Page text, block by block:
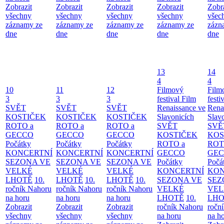
Zobrazit
všechny
záznamy ze
dne
Zobrazit
všechny
záznamy ze
dne
Zobrazit
všechny
záznamy ze
dne
Zobrazit
všechny
záznamy ze
dne
dne
10
3
SVĚT
KOSTIČEK
ROTO a
GECCO
Počátky
KONCERTNÍ
SEZONA VE
VELKÉ
LHOTĚ 10.
ročník Nahoru
na horu
Zobrazit
všechny
11
3
SVĚT
KOSTIČEK
ROTO a
GECCO
Počátky
KONCERTNÍ
SEZONA VE
VELKÉ
LHOTĚ 10.
ročník Nahoru
na horu
Zobrazit
všechny
12
3
SVĚT
KOSTIČEK
ROTO a
GECCO
Počátky
KONCERTNÍ
SEZONA VE
VELKÉ
LHOTĚ 10.
ročník Nahoru
na horu
Zobrazit
všechny
13
4
Filmový
festival Film
Renaissance ve
Slavonicích
SVĚT
KOSTIČEK
ROTO a
GECCO
Počátky
KONCERTNÍ
SEZONA VE
VELKÉ
LHOTĚ 10.
ročník Nahoru
na horu
14
4
na